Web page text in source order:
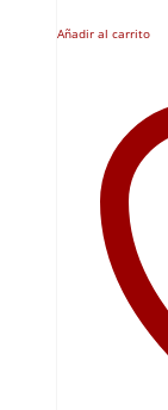
Añadir al carrito